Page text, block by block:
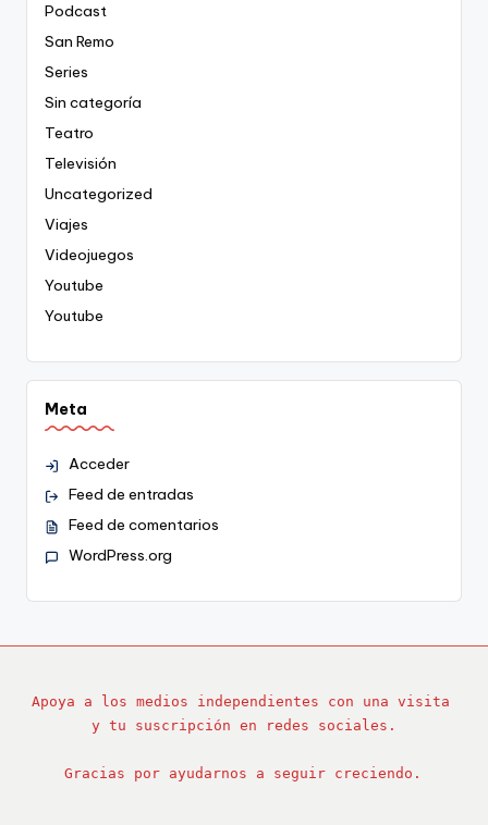
Podcast
San Remo
Series
Sin categoría
Teatro
Televisión
Uncategorized
Viajes
Videojuegos
Youtube
Youtube
Meta
Acceder
Feed de entradas
Feed de comentarios
WordPress.org
Apoya a los medios independientes con una visita
y tu suscripción en redes sociales.
Gracias por ayudarnos a seguir creciendo.